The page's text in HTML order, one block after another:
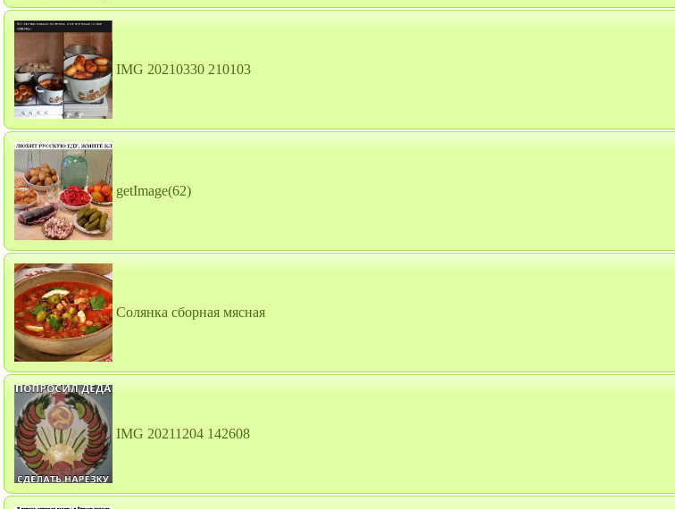
IMG 20210330 210103
getImage(62)
Солянка сборная мясная
IMG 20211204 142608